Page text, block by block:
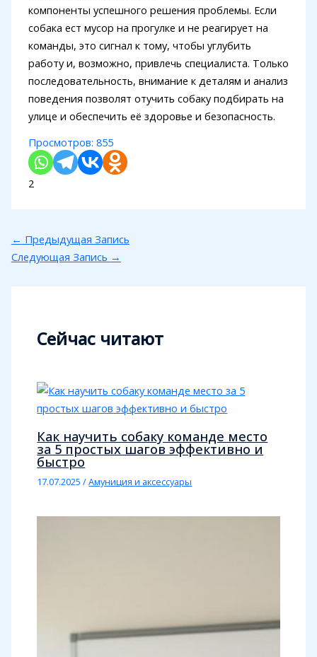
компоненты успешного решения проблемы. Если
собака ест мусор на прогулке и не реагирует на
команды, это сигнал к тому, чтобы углубить
работу и, возможно, привлечь специалиста. Только
последовательность, внимание к деталям и анализ
поведения позволят отучить собаку подбирать на
улице и обеспечить её здоровье и безопасность.
Просмотров: 855
2
← Предыдущая Запись
Следующая Запись →
Сейчас читают
Как научить собаку команде место
за 5 простых шагов эффективно и
быстро
17.07.2025/Амуниция и аксессуары